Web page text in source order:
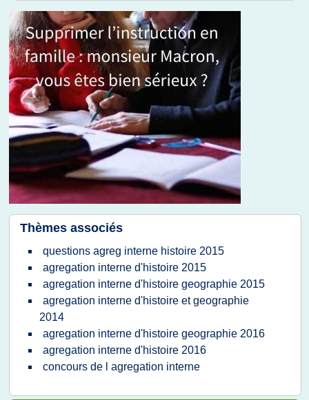
Thèmes associés
questions agreg interne histoire 2015
agregation interne d'histoire 2015
agregation interne d'histoire geographie 2015
agregation interne d'histoire et geographie
2014
agregation interne d'histoire geographie 2016
agregation interne d'histoire 2016
concours de l agregation interne